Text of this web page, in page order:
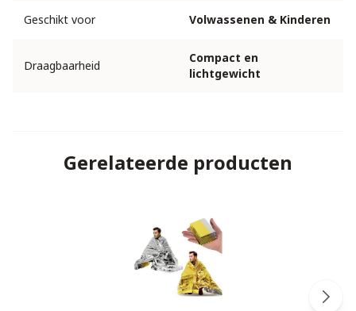
Geschikt voor Volwassenen & Kinderen
Draagbaarheid
Compact en
lichtgewicht
Gerelateerde producten